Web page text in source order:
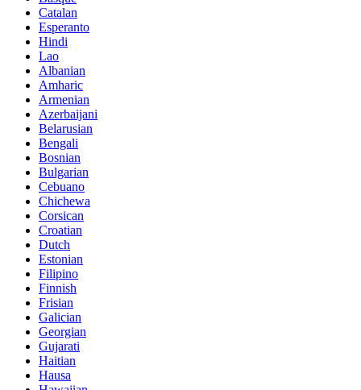
Catalan
Esperanto
Hindi
Lao
Albanian
Amharic
Armenian
Azerbaijani
Belarusian
Bengali
Bosnian
Bulgarian
Cebuano
Chichewa
Corsican
Croatian
Dutch
Estonian
Filipino
Finnish
Frisian
Galician
Georgian
Gujarati
Haitian
Hausa